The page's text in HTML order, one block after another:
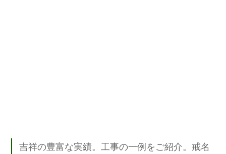
吉祥の豊富な実績。工事の一例をご紹介。戒名